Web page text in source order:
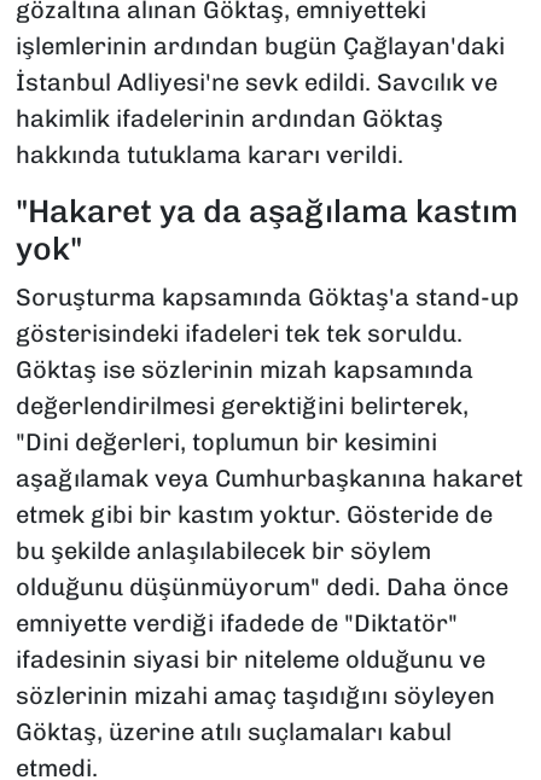
gözaltına alınan Göktaş, emniyetteki
işlemlerinin ardından bugün Çağlayan'daki
İstanbul Adliyesi'ne sevk edildi. Savcılık ve
hakimlik ifadelerinin ardından Göktaş
hakkında tutuklama kararı verildi.
"Hakaret ya da aşağılama kastım
yok"
Soruşturma kapsamında Göktaş'a stand-up
gösterisindeki ifadeleri tek tek soruldu.
Göktaş ise sözlerinin mizah kapsamında
değerlendirilmesi gerektiğini belirterek,
"Dini değerleri, toplumun bir kesimini
aşağılamak veya Cumhurbaşkanına hakaret
etmek gibi bir kastım yoktur. Gösteride de
bu şekilde anlaşılabilecek bir söylem
olduğunu düşünmüyorum" dedi. Daha önce
emniyette verdiği ifadede de "Diktatör"
ifadesinin siyasi bir niteleme olduğunu ve
sözlerinin mizahi amaç taşıdığını söyleyen
Göktaş, üzerine atılı suçlamaları kabul
etmedi.